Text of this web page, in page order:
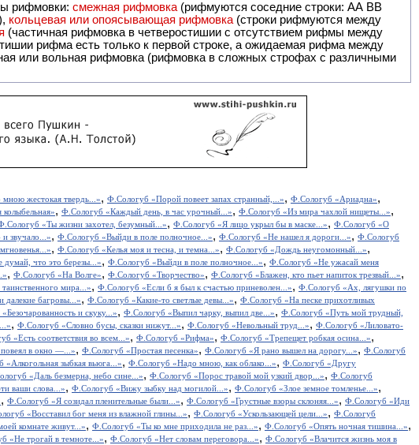
рифмовки: смежная рифмовка (рифмуются соседние строки: AA ВВ
кольцевая или опоясывающая рифмовка (строки рифмуются между
(частичная рифмовка в четверостишии с отсутствием рифмы между
рифма есть только к первой строке, а ожидаемая рифма между
жестокая твердь...», Ф.Сологуб «Порой повеет запах странный,...», Ф.Сологуб «Ариадна»,
, Ф.Сологуб «Каждый день, в час урочный...», Ф.Сологуб «Из мира чахлой нищеты...»,
«Ты жизни захотел, безумный...», Ф.Сологуб «Я лицо укрыл бы в маске...», Ф.Сологуб «О
звучало...», Ф.Сологуб «Выйди в поле полночное...», Ф.Сологуб «Не нашел я дороги...», Ф.Сологуб
, Ф.Сологуб «Келья моя и тесна, и темна...», Ф.Сологуб «Дождь неугомонный...»,
что это березы...», Ф.Сологуб «Выйди в поле полночное...», Ф.Сологуб «Не ужасай меня
, Ф.Сологуб «На Волге», Ф.Сологуб «Творчество», Ф.Сологуб «Блажен, кто пьет напиток трезвый...»,
мира...», Ф.Сологуб «Если б я был к счастью приневолен...», Ф.Сологуб «Ах, лягушки по
багровы...», Ф.Сологуб «Какие-то светлые девы...», Ф.Сологуб «На песке прихотливых
и скуку...», Ф.Сологуб «Выпил чарку, выпил две...», Ф.Сологуб «Путь мой трудный,
, Ф.Сологуб «Словно бусы, сказки нижут...», Ф.Сологуб «Невольный труд...», Ф.Сологуб «Лиловато-
«Есть соответствия во всем...», Ф.Сологуб «Рифма», Ф.Сологуб «Трепещет робкая осина...»,
в окно —...», Ф.Сологуб «Простая песенка», Ф.Сологуб «Я рано вышел на дорогу...», Ф.Сологуб
«Алкогольная зыбкая вьюга...», Ф.Сологуб «Надо мною, как облако...», Ф.Сологуб «Другу
«Даль безмерна, небо сине...», Ф.Сологуб «Порос травой мой узкий двор...», Ф.Сологуб
ваши слова...», Ф.Сологуб «Вижу зыбку над могилой...», Ф.Сологуб «Злое земное томленье...»,
, Ф.Сологуб «Я созидал пленительные были...», Ф.Сологуб «Грустные взоры склоняя...», Ф.Сологуб «Иди
«Восставил бог меня из влажной глины...», Ф.Сологуб «Ускользающей цели...», Ф.Сологуб
комнате живут...», Ф.Сологуб «Ты ко мне приходила не раз...», Ф.Сологуб «Опять ночная тишина...»,
«Не трогай в темноте...», Ф.Сологуб «Нет словам переговора...», Ф.Сологуб «Влачится жизнь моя в